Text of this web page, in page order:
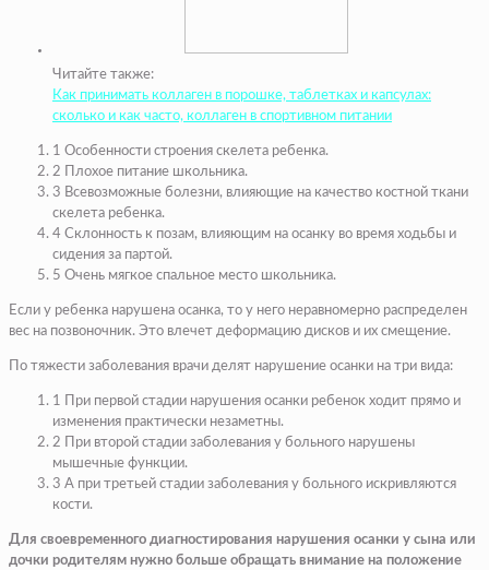
Читайте также:
Как принимать коллаген в порошке, таблетках и капсулах:
сколько и как часто, коллаген в спортивном питании
1 Особенности строения скелета ребенка.
2 Плохое питание школьника.
3 Всевозможные болезни, влияющие на качество костной ткани
скелета ребенка.
4 Склонность к позам, влияющим на осанку во время ходьбы и
сидения за партой.
5 Очень мягкое спальное место школьника.
Если у ребенка нарушена осанка, то у него неравномерно распределен
вес на позвоночник. Это влечет деформацию дисков и их смещение.
По тяжести заболевания врачи делят нарушение осанки на три вида:
1 При первой стадии нарушения осанки ребенок ходит прямо и
изменения практически незаметны.
2 При второй стадии заболевания у больного нарушены
мышечные функции.
3 А при третьей стадии заболевания у больного искривляются
кости.
Для своевременного диагностирования нарушения осанки у сына или
дочки родителям нужно больше обращать внимание на положение